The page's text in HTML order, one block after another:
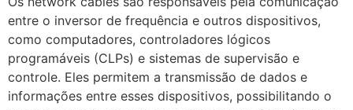
entre o inversor de frequência e outros dispositivos,
como computadores, controladores lógicos
programáveis (CLPs) e sistemas de supervisão e
controle. Eles permitem a transmissão de dados e
informações entre esses dispositivos, possibilitando o